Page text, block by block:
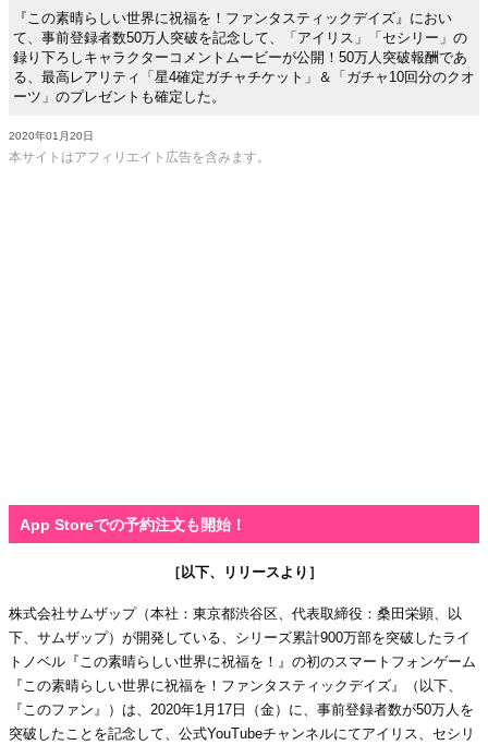
『この素晴らしい世界に祝福を！ファンタスティックデイズ』におい
て、事前登録者数50万人突破を記念して、「アイリス」「セシリー」の
録り下ろしキャラクターコメントムービーが公開！50万人突破報酬であ
る、最高レアリティ「星4確定ガチャチケット」＆「ガチャ10回分のクオ
ーツ」のプレゼントも確定した。
2020年01月20日
本サイトはアフィリエイト広告を含みます。
App Storeでの予約注文も開始！
［以下、リリースより］
株式会社サムザップ（本社：東京都渋谷区、代表取締役：桑田栄顕、以
下、サムザップ）が開発している、シリーズ累計900万部を突破したライ
トノベル『この素晴らしい世界に祝福を！』の初のスマートフォンゲーム
『この素晴らしい世界に祝福を！ファンタスティックデイズ』（以下、
『このファン』）は、2020年1月17日（金）に、事前登録者数が50万人を
突破したことを記念して、公式YouTubeチャンネルにてアイリス、セシリ